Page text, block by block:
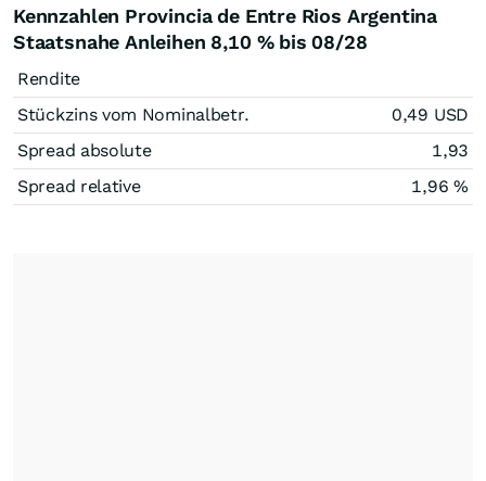
Kennzahlen Provincia de Entre Rios Argentina
Staatsnahe Anleihen 8,10 % bis 08/28
Rendite
Stückzins vom Nominalbetr.
0,49 USD
Spread absolute
1,93
Spread relative
1,96 %